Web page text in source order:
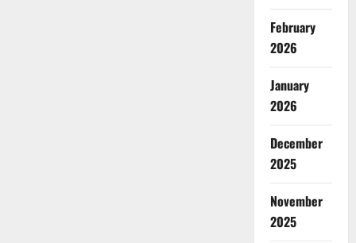
February
2026
January
2026
December
2025
November
2025